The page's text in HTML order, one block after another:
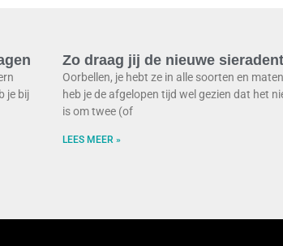
je bij
Zo draag jij de nieuwe
Oorbellen, je hebt ze in alle soorten en
heb je de afgelopen tijd wel gezien dat het
is om twee (of
LEES MEER »